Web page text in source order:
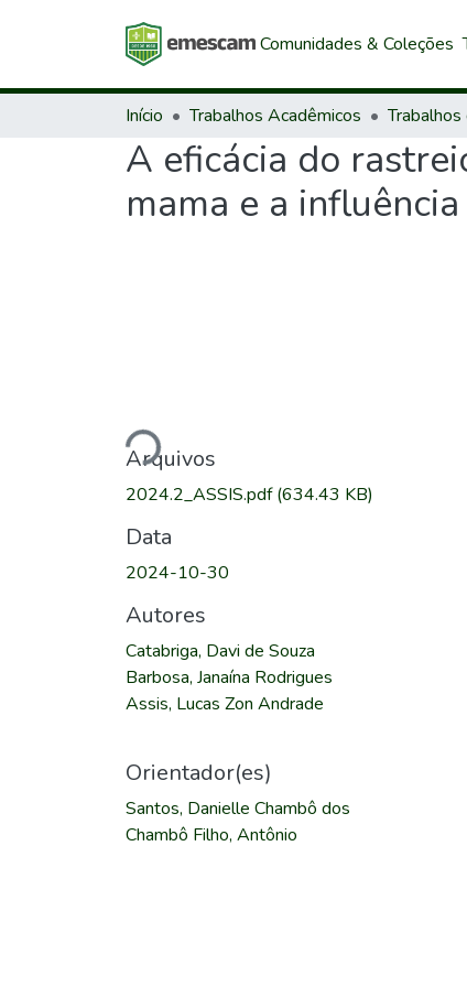
Comunidades & Coleções
Início Trabalhos Acadêmicos
A eficácia do
mama e a
Carregando...
Arquivos
2024.2_ASSIS.pdf(634.43 KB)
Data
2024-10-30
Autores
Catabriga, Davi de Souza
Barbosa, Janaína Rodrigues
Assis, Lucas Zon Andrade
Orientador(es)
Santos, Danielle Chambô dos
Chambô Filho, Antônio